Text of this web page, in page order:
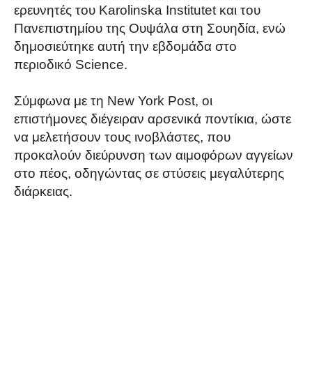
ερευνητές του Karolinska Institutet και του
Πανεπιστημίου της Ουψάλα στη Σουηδία, ενώ
δημοσιεύτηκε αυτή την εβδομάδα στο
περιοδικό Science.
Σύμφωνα με τη New York Post, οι
επιστήμονες διέγειραν αρσενικά ποντίκια, ώστε
να μελετήσουν τους ινοβλάστες, που
προκαλούν διεύρυνση των αιμοφόρων αγγείων
στο πέος, οδηγώντας σε στύσεις μεγαλύτερης
διάρκειας.